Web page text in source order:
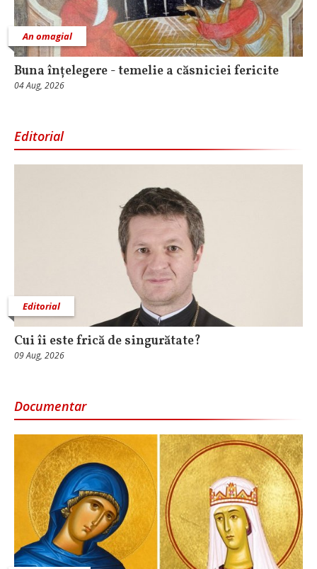
An omagial
Buna înțelegere - temelie a căsniciei fericite
04 Aug, 2026
Editorial
Editorial
Cui îi este frică de singurătate?
09 Aug, 2026
Documentar